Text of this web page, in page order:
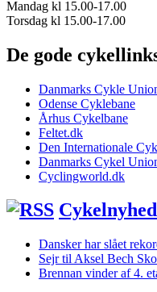
Mandag kl 15.00-17.00
Torsdag kl 15.00-17.00
De gode
Danmarks Cykle
Odense Cyklebane
Århus Cykelbane
Feltet.dk
Den Internationale
Danmarks Cykel
Cyclingworld.dk
Dansker har slået
Sejr til Aksel Bech
Brennan vinder af 4.